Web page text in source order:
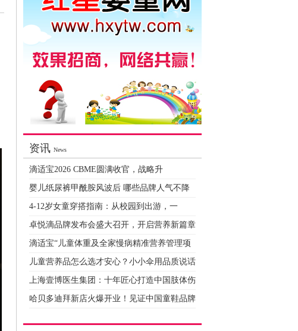
资讯 News
滴适宝2026 CBME圆满收官，战略升
婴儿纸尿裤甲酰胺风波后 哪些品牌人气不降
4-12岁女童穿搭指南：从校园到出游，一
卓悦滴品牌发布会盛大召开，开启营养新篇章
滴适宝“儿童体重及全家慢病精准营养管理项
儿童营养品怎么选才安心？小小伞用品质说话
上海壹博医生集团：十年匠心打造中国肢体伤
哈贝多迪拜新店火爆开业！见证中国童鞋品牌